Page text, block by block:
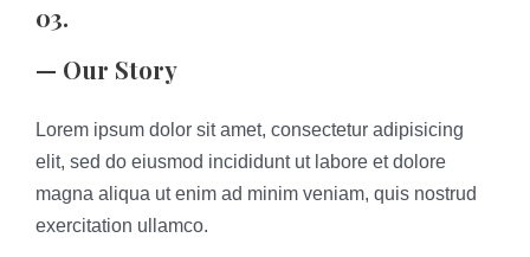
03.
— Our Story
Lorem ipsum dolor sit amet, consectetur adipisicing
elit, sed do eiusmod incididunt ut labore et dolore
magna aliqua ut enim ad minim veniam, quis nostrud
exercitation ullamco.